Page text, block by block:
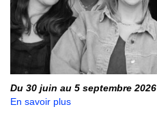
Du 30 juin au 5 septembre 2026
En savoir plus